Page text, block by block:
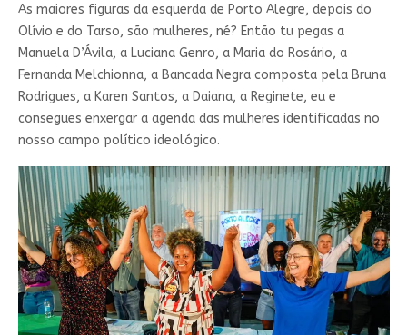
As maiores figuras da esquerda de Porto Alegre, depois do
Olívio e do Tarso, são mulheres, né? Então tu pegas a
Manuela D’Ávila, a Luciana Genro, a Maria do Rosário, a
Fernanda Melchionna, a Bancada Negra composta pela Bruna
Rodrigues, a Karen Santos, a Daiana, a Reginete, eu e
consegues enxergar a agenda das mulheres identificadas no
nosso campo político ideológico.